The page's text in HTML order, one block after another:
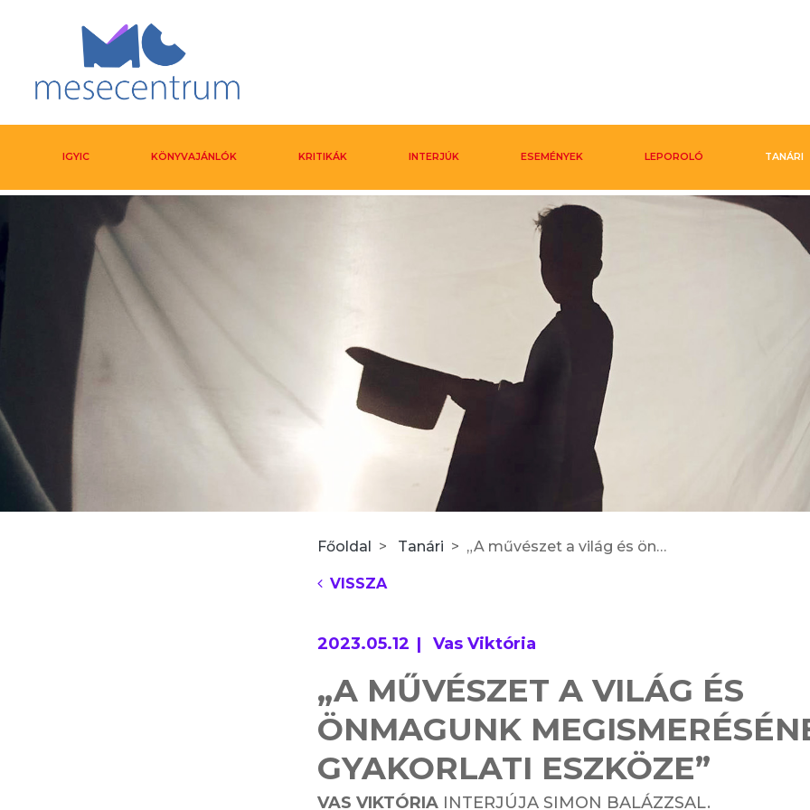
IGYIC KÖNYVAJÁNLÓK KRITIKÁK INTERJÚK ESEMÉNYEK LEPOROLÓ TANÁRI
Főoldal Tanári „A művészet a világ és önmagunk megismerésének gyakorlati eszköze”
VISSZA
2023.05.12 Vas Viktória
„A MŰVÉSZET A VILÁG ÉS
ÖNMAGUNK
GYAKORLATI ESZKÖZE”
VAS VIKTÓRIA INTERJÚJA SIMON BALÁZZSAL.